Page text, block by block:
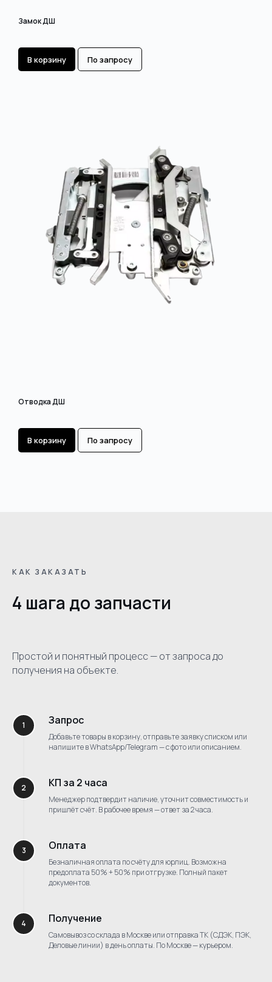
Замок ДШ
В корзину По запросу
Отводка ДШ
В корзину По запросу
КАК ЗАКАЗАТЬ
4 шага до запчасти
Простой и понятный процесс — от запроса до
получения на объекте.
Запрос
Добавьте товары в корзину, отправьте заявку списком или
напишите в WhatsApp/Telegram — с фото или описанием.
КП за 2 часа
Менеджер подтвердит наличие, уточнит совместимость и
пришлёт счёт. В рабочее время — ответ за 2 часа.
Оплата
Безналичная оплата по счёту для юрлиц. Возможна
предоплата 50% + 50% при отгрузке. Полный пакет
документов.
Получение
Самовывоз со склада в Москве или отправка ТК (СДЭК, ПЭК,
Деловые линии) в день оплаты. По Москве — курьером.